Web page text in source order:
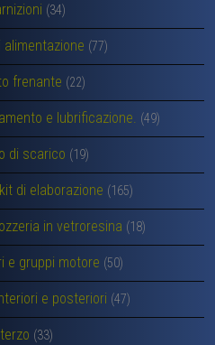
(34)
alimentazione (77)
frenante (22)
e lubrificazione. (49)
di scarico (19)
di elaborazione (165)
in vetroresina (18)
e gruppi motore (50)
e posteriori (47)
(33)